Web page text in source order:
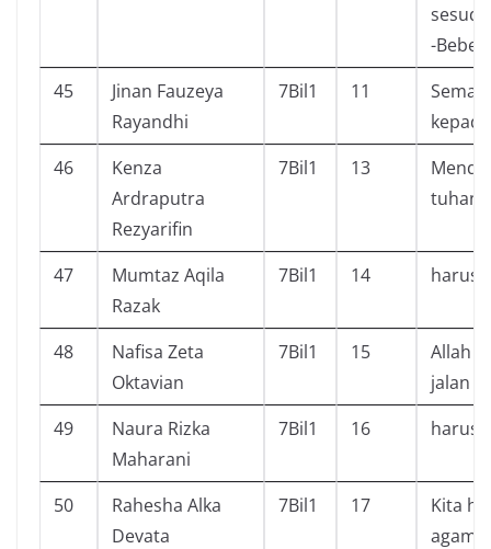
-
45
Jinan Fauzeya
Rayandhi
7Bil1 11
46
Kenza
Ardraputra
Rezyarifin
7Bil1 13
tuhan
47
Mumtaz Aqila
Razak
7Bil1 14 harus
48
Nafisa Zeta
Oktavian
7Bil1 15
Allah
jalan
49
Naura Rizka
Maharani
7Bil1 16 harus
50
Rahesha Alka
Devata
7Bil1 17
Kita